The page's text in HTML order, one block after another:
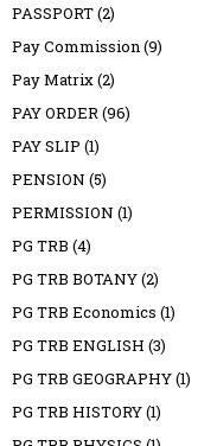
PASSPORT(2)
Pay Commission(9)
Pay Matrix(2)
PAY ORDER(96)
PAY SLIP (1)
PENSION (5)
PERMISSION (1)
PG TRB (4)
PG TRB BOTANY(2)
PG TRB Economics (1)
PG TRB ENGLISH (3)
PG TRB GEOGRAPHY(1)
PG TRB HISTORY(1)